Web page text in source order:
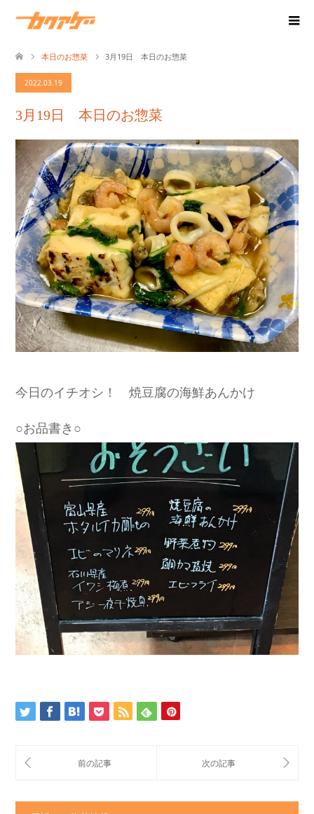
本日のお惣菜 3月19日 本日のお惣菜
2022.03.19
3月19日 本日のお惣菜
今日のイチオシ！ 焼豆腐の海鮮あんかけ
○お品書き○